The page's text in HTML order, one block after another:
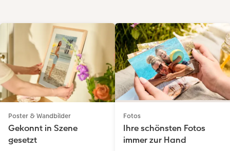
Poster & Wandbilder
Gekonnt in Szene
gesetzt
Fotos
Ihre schönsten Fotos
immer zur Hand